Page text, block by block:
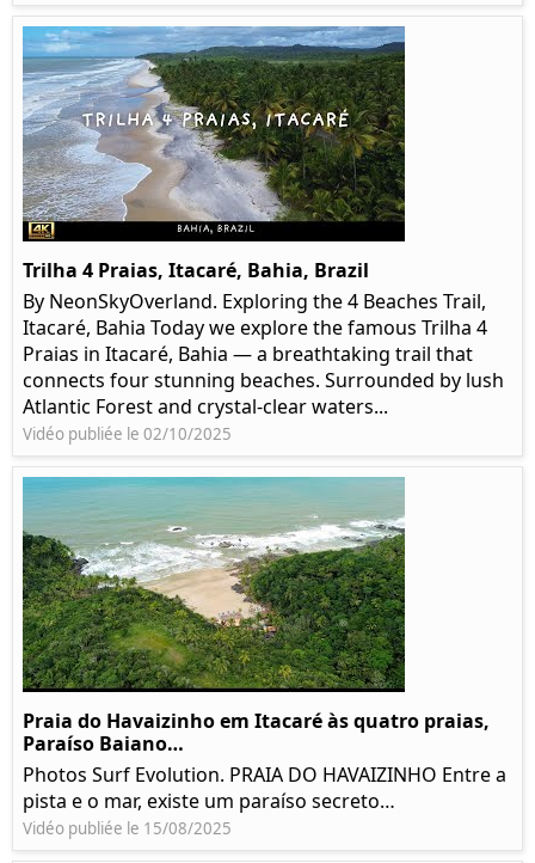
Trilha 4 Praias, Itacaré, Bahia, Brazil
By NeonSkyOverland. Exploring the 4 Beaches Trail,
Itacaré, Bahia Today we explore the famous Trilha 4
Praias in Itacaré, Bahia — a breathtaking trail that
connects four stunning beaches. Surrounded by lush
Atlantic Forest and crystal-clear waters...
Vidéo publiée le 02/10/2025
Praia do Havaizinho em Itacaré às quatro praias,
Paraíso Baiano…
Photos Surf Evolution. PRAIA DO HAVAIZINHO Entre a
pista e o mar, existe um paraíso secreto…
Vidéo publiée le 15/08/2025